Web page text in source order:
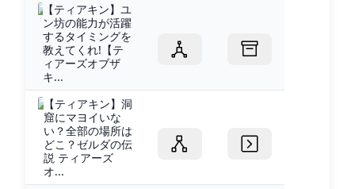
【ティアキン】ユ
ン坊の能力が活躍
するタイミングを
教えてくれ!【テ
ィアーズオブザ
キ...
【ティアキン】洞
窟にマヨイいな
い？全部の場所は
どこ？ゼルダの伝
説 ティアーズ
オ...